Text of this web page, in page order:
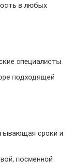
в любых
специалисты.
подходящей
сроки и
посменной